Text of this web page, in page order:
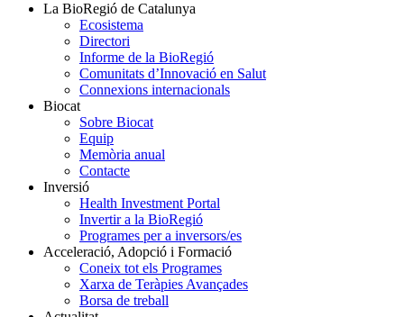
La BioRegió de Catalunya
Ecosistema
Directori
Informe de la BioRegió
Comunitats d’Innovació en Salut
Connexions internacionals
Biocat
Sobre Biocat
Equip
Memòria anual
Contacte
Inversió
Health Investment Portal
Invertir a la BioRegió
Programes per a inversors/es
Acceleració, Adopció i Formació
Coneix tot els Programes
Xarxa de Teràpies Avançades
Borsa de treball